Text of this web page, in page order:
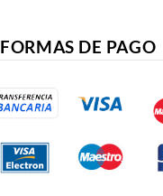
FORMAS DE PAGO